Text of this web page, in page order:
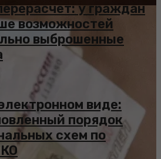
у граждан
возможностей
выброшенные
виде:
порядок
схем по